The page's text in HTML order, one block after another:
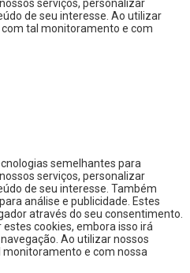
serviços, personalizar
de seu interesse. Ao utilizar
tal monitoramento e com
semelhantes para
serviços, personalizar
de seu interesse. Também
análise e publicidade. Estes
através do seu consentimento.
cookies, embora isso irá
Ao utilizar nossos
monitoramento e com nossa